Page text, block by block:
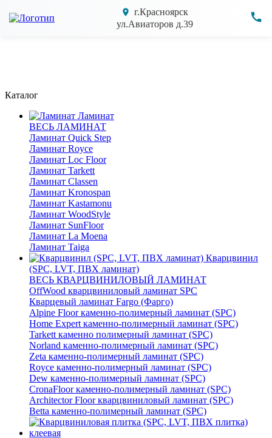
г.Красноярск
ул.Авиаторов д.39
Каталог
Ламинат
ВЕСЬ ЛАМИНАТ
Ламинат Quick Step
Ламинат Royce
Ламинат Loc Floor
Ламинат Tarkett
Ламинат Classen
Ламинат Kronospan
Ламинат Kastamonu
Ламинат WoodStyle
Ламинат SunFloor
Ламинат La Moena
Ламинат Taiga
Кварцвинил
(SPC, LVT, ПВХ ламинат)
ВЕСЬ КВАРЦВИНИЛОВЫЙ ЛАМИНАТ
OffWood кварцвиниловый ламинат SPC
Кварцевый ламинат Fargo (Фарго)
Alpine Floor каменно-полимерный ламинат (SPC)
Home Expert каменно-полимерный ламинат (SPC)
Tarkett каменно полимерный ламинат (SPC)
Norland каменно-полимерный ламинат (SPC)
Zeta каменно-полимерный ламинат (SPC)
Royce каменно-полимерный ламинат (SPC)
Dew каменно-полимерный ламинат (SPC)
CronaFloor каменно-полимерный ламинат (SPC)
Architector Floor кварцвиниловый ламинат (SPC)
Betta каменно-полимерный ламинат (SPC)